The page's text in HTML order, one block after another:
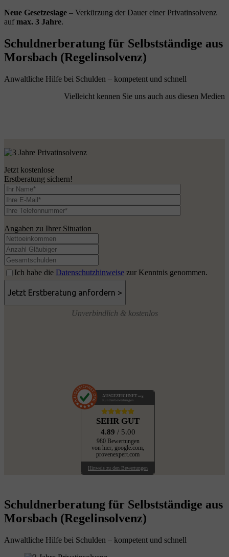
Neue Gesetzeslage – Verkürzung der Dauer einer Privatinsolvenz
aufmax. 3 Jahre.
Schuldnerberatung für Selbstständige aus
Morsbach (Regelinsolvenz)
Anwaltliche Hilfe bei Schulden – kompetent und schnell
Vielleicht kennen Sie uns auch aus diesen Medien
Jetzt kostenlose
Erstberatung sichern!
Angaben zu Ihrer Situation
Ich habe die Datenschutzhinweise zur Kenntnis genommen.
Unverbindlich & kostenlos
AUSGEZEICHNET .org
Kundenbewertungen
SEHR GUT
4.89 / 5.00
980 Bewertungen
von hier, google.com,
provenexpert.com
Hinweis zu den Bewertungen
Schuldnerberatung für Selbstständige aus
Morsbach (Regelinsolvenz)
Anwaltliche Hilfe bei Schulden – kompetent und schnell